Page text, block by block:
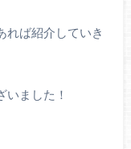
れば紹介していき
いました！